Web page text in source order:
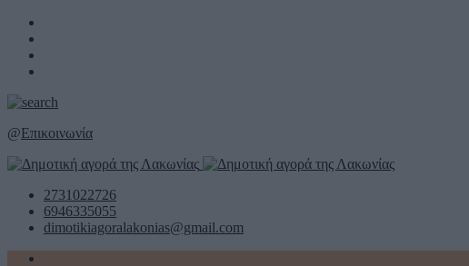
@Επικοινωνία
2731022726
6946335055
dimotikiagoralakonias@gmail.com